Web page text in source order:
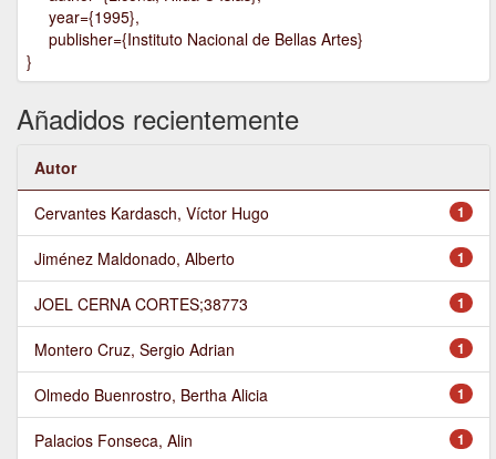
year={1995},
publisher={Instituto Nacional de Bellas Artes}
}
Añadidos recientemente
Autor
1
Cervantes Kardasch, Víctor Hugo
1
Jiménez Maldonado, Alberto
1
JOEL CERNA CORTES;38773
1
Montero Cruz, Sergio Adrian
1
Olmedo Buenrostro, Bertha Alicia
1
Palacios Fonseca, Alin